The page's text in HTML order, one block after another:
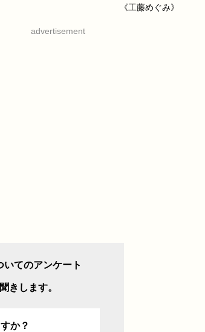
《工藤めぐみ》
advertisement
いてのアンケート
きします。
か？